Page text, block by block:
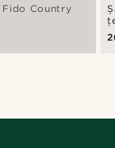
Fido Country